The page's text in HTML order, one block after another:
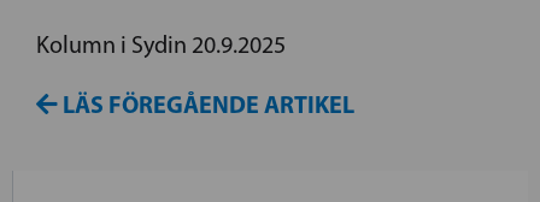
Kolumn i Sydin 20.9.2025
LÄS FÖREGÅENDE ARTIKEL